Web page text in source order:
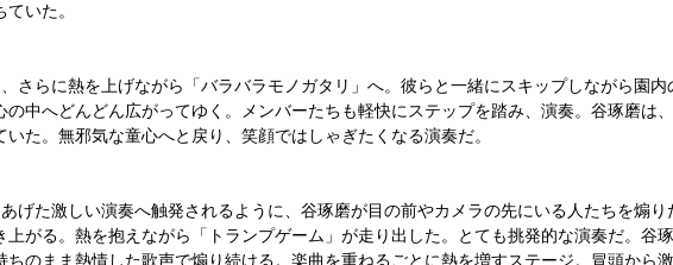
いた。
さらに熱を上げながら「バラバラモノガタリ」へ。彼らと一緒にスキップしながら園
の中へどんどん広がってゆく。メンバーたちも軽快にステップを踏み、演奏。谷琢磨は
いた。無邪気な童心へと戻り、笑顔ではしゃぎたくなる演奏だ。
げた激しい演奏へ触発されるように、谷琢磨が目の前やカメラの先にいる人たちを煽
上がる。熱を抱えながら「トランプゲーム」が走り出した。とても挑発的な演奏だ。谷
ちのまま熱情した歌声で煽り続ける。楽曲を重ねるごとに熱を増すステージ。冒頭から